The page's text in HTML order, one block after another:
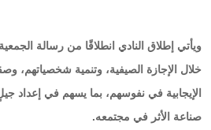
ويأتي إطلاق النادي انطلاقًا من رسالة
خلال الإجازة الصيفية، وتنمية شخصياتهم،
الإيجابية في نفوسهم، بما يسهم في إعداد
صناعة الأثر في مجتمعه.